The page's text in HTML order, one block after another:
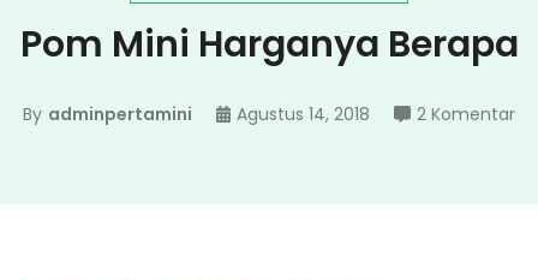
Pom Mini Harganya Berapa
By adminpertamini Agustus 14, 2018 2 Komentar